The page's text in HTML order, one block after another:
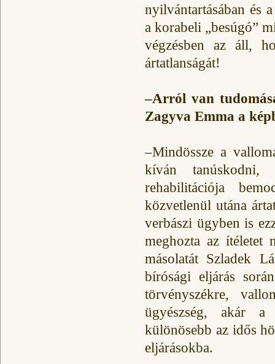
nyilvántartásában és
a korabeli „besúgó”
végzésben az áll,
ártatlanságát!
–Arról van
Zagyva Emma a
–Mindössze a
kíván tanúskodni,
rehabilitációja
közvetlenül utána
verbászi ügyben is
meghozta az ítéletet
másolatát Szladek
bírósági eljárás
törvényszékre,
ügyészség, akár a
különösebb az idős
eljárásokba.